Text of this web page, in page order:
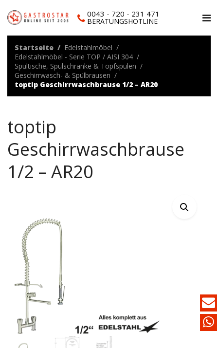
0043 - 720 - 231 471
BERATUNGSHOTLINE
Startseite
Edelstahlmöbel
Edelstahlmöbel - Serie TOP / AISI 304
Spültische, Spülschränke & Topfspülen
Geschirrwasch- & Spülbrausen
toptip Geschirrwaschbrause 1/2 – AR20
toptip
Geschirrwaschbrause
1/2 – AR20